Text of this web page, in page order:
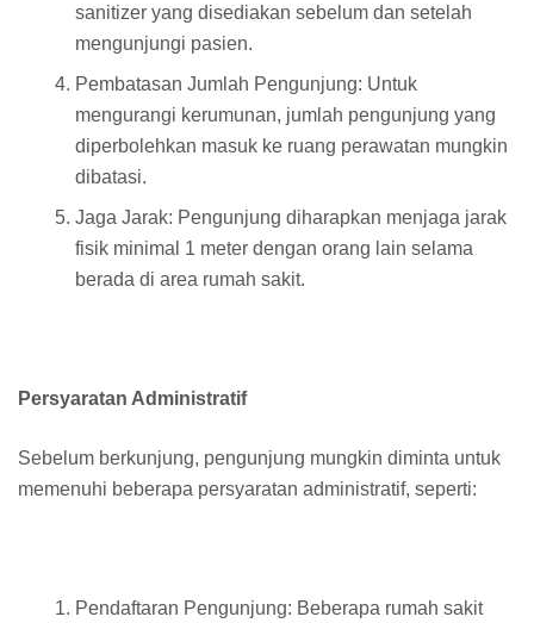
sanitizer yang disediakan sebelum dan setelah
mengunjungi pasien.
Pembatasan Jumlah Pengunjung: Untuk
mengurangi kerumunan, jumlah pengunjung yang
diperbolehkan masuk ke ruang perawatan mungkin
dibatasi.
Jaga Jarak: Pengunjung diharapkan menjaga jarak
fisik minimal 1 meter dengan orang lain selama
berada di area rumah sakit.
Persyaratan Administratif
Sebelum berkunjung, pengunjung mungkin diminta untuk
memenuhi beberapa persyaratan administratif, seperti:
Pendaftaran Pengunjung: Beberapa rumah sakit